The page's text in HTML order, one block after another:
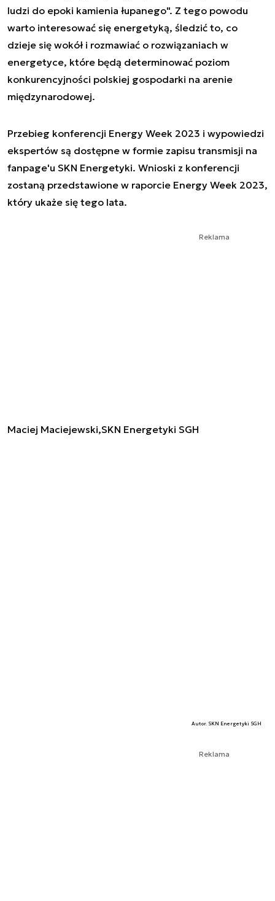
ludzi do epoki kamienia łupanego". Z tego powodu
warto interesować się energetyką, śledzić to, co
dzieje się wokół i rozmawiać o rozwiązaniach w
energetyce, które będą determinować poziom
konkurencyjności polskiej gospodarki na arenie
międzynarodowej.
Przebieg konferencji Energy Week 2023 i wypowiedzi
ekspertów są dostępne w formie zapisu transmisji na
fanpage'u SKN Energetyki. Wnioski z konferencji
zostaną przedstawione w raporcie Energy Week 2023,
który ukaże się tego lata.
Reklama
Maciej Maciejewski,SKN Energetyki SGH
Autor. SKN Energetyki SGH
Reklama